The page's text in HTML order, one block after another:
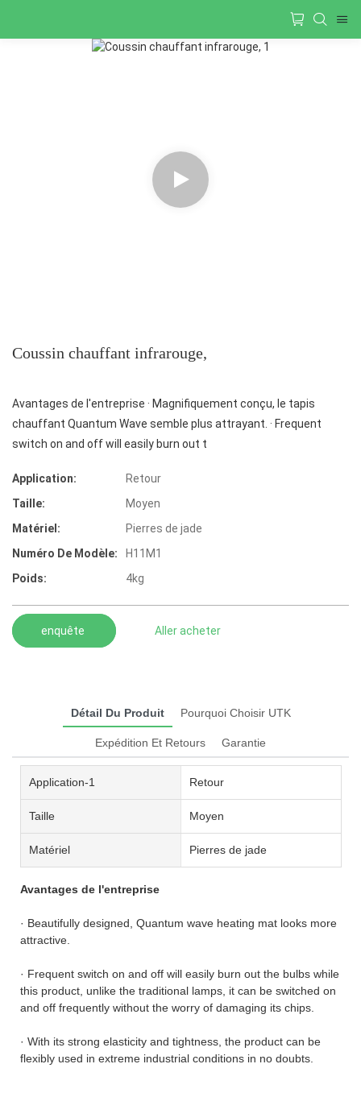
Coussin chauffant infrarouge,
Avantages de l'entreprise · Magnifiquement conçu, le tapis
chauffant Quantum Wave semble plus attrayant. · Frequent
switch on and off will easily burn out t
Application:
Retour
Taille:
Moyen
Matériel:
Pierres de jade
Numéro De Modèle:
H11M1
Poids:
4kg
enquête Aller acheter
Détail Du Produit Pourquoi Choisir UTK
Expédition Et Retours Garantie
Application-1 Retour
Taille Moyen
Matériel Pierres de jade
Avantages de l'entreprise
· Beautifully designed, Quantum wave heating mat looks more
attractive.
· Frequent switch on and off will easily burn out the bulbs while
this product, unlike the traditional lamps, it can be switched on
and off frequently without the worry of damaging its chips.
· With its strong elasticity and tightness, the product can be
flexibly used in extreme industrial conditions in no doubts.